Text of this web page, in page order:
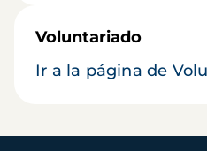
Voluntariado
Ir a la página de